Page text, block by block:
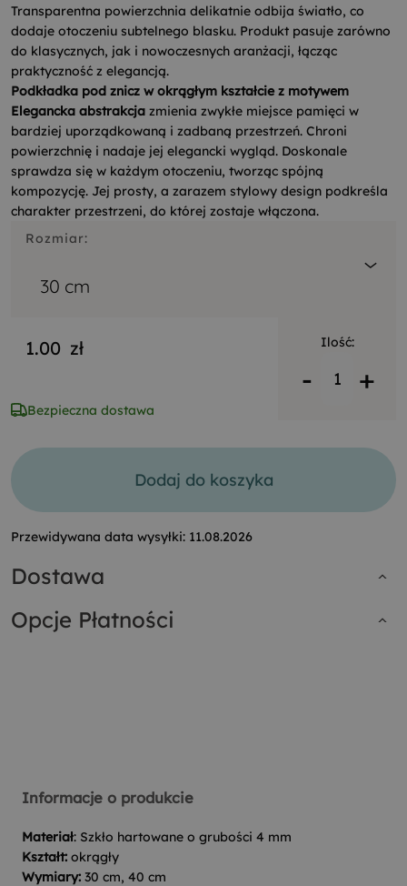
Transparentna powierzchnia delikatnie odbija światło, co
dodaje otoczeniu subtelnego blasku. Produkt pasuje zarówno
do klasycznych, jak i nowoczesnych aranżacji, łącząc
praktyczność z elegancją.
Podkładka pod znicz w okrągłym kształcie z motywem
Elegancka abstrakcja zmienia zwykłe miejsce pamięci w
bardziej uporządkowaną i zadbaną przestrzeń. Chroni
powierzchnię i nadaje jej elegancki wygląd. Doskonale
sprawdza się w każdym otoczeniu, tworząc spójną
kompozycję. Jej prosty, a zarazem stylowy design podkreśla
charakter przestrzeni, do której zostaje włączona.
Rozmiar:
30 cm
1.00 zł
Bezpieczna dostawa
Ilość:
- +
Dodaj do koszyka
Przewidywana data wysyłki: 11.08.2026
Dostawa
Opcje Płatności
Informacje o produkcie
Materiał: Szkło hartowane o grubości 4 mm
Kształt: okrągły
Wymiary: 30 cm, 40 cm